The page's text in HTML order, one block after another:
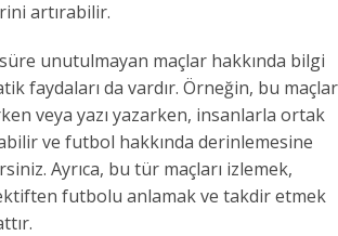
artırabilir.
unutulmayan maçlar hakkında bilgi
faydaları da vardır. Örneğin, bu maçlar
veya yazı yazarken, insanlarla ortak
ve futbol hakkında derinlemesine
Ayrıca, bu tür maçları izlemek,
futbolu anlamak ve takdir etmek